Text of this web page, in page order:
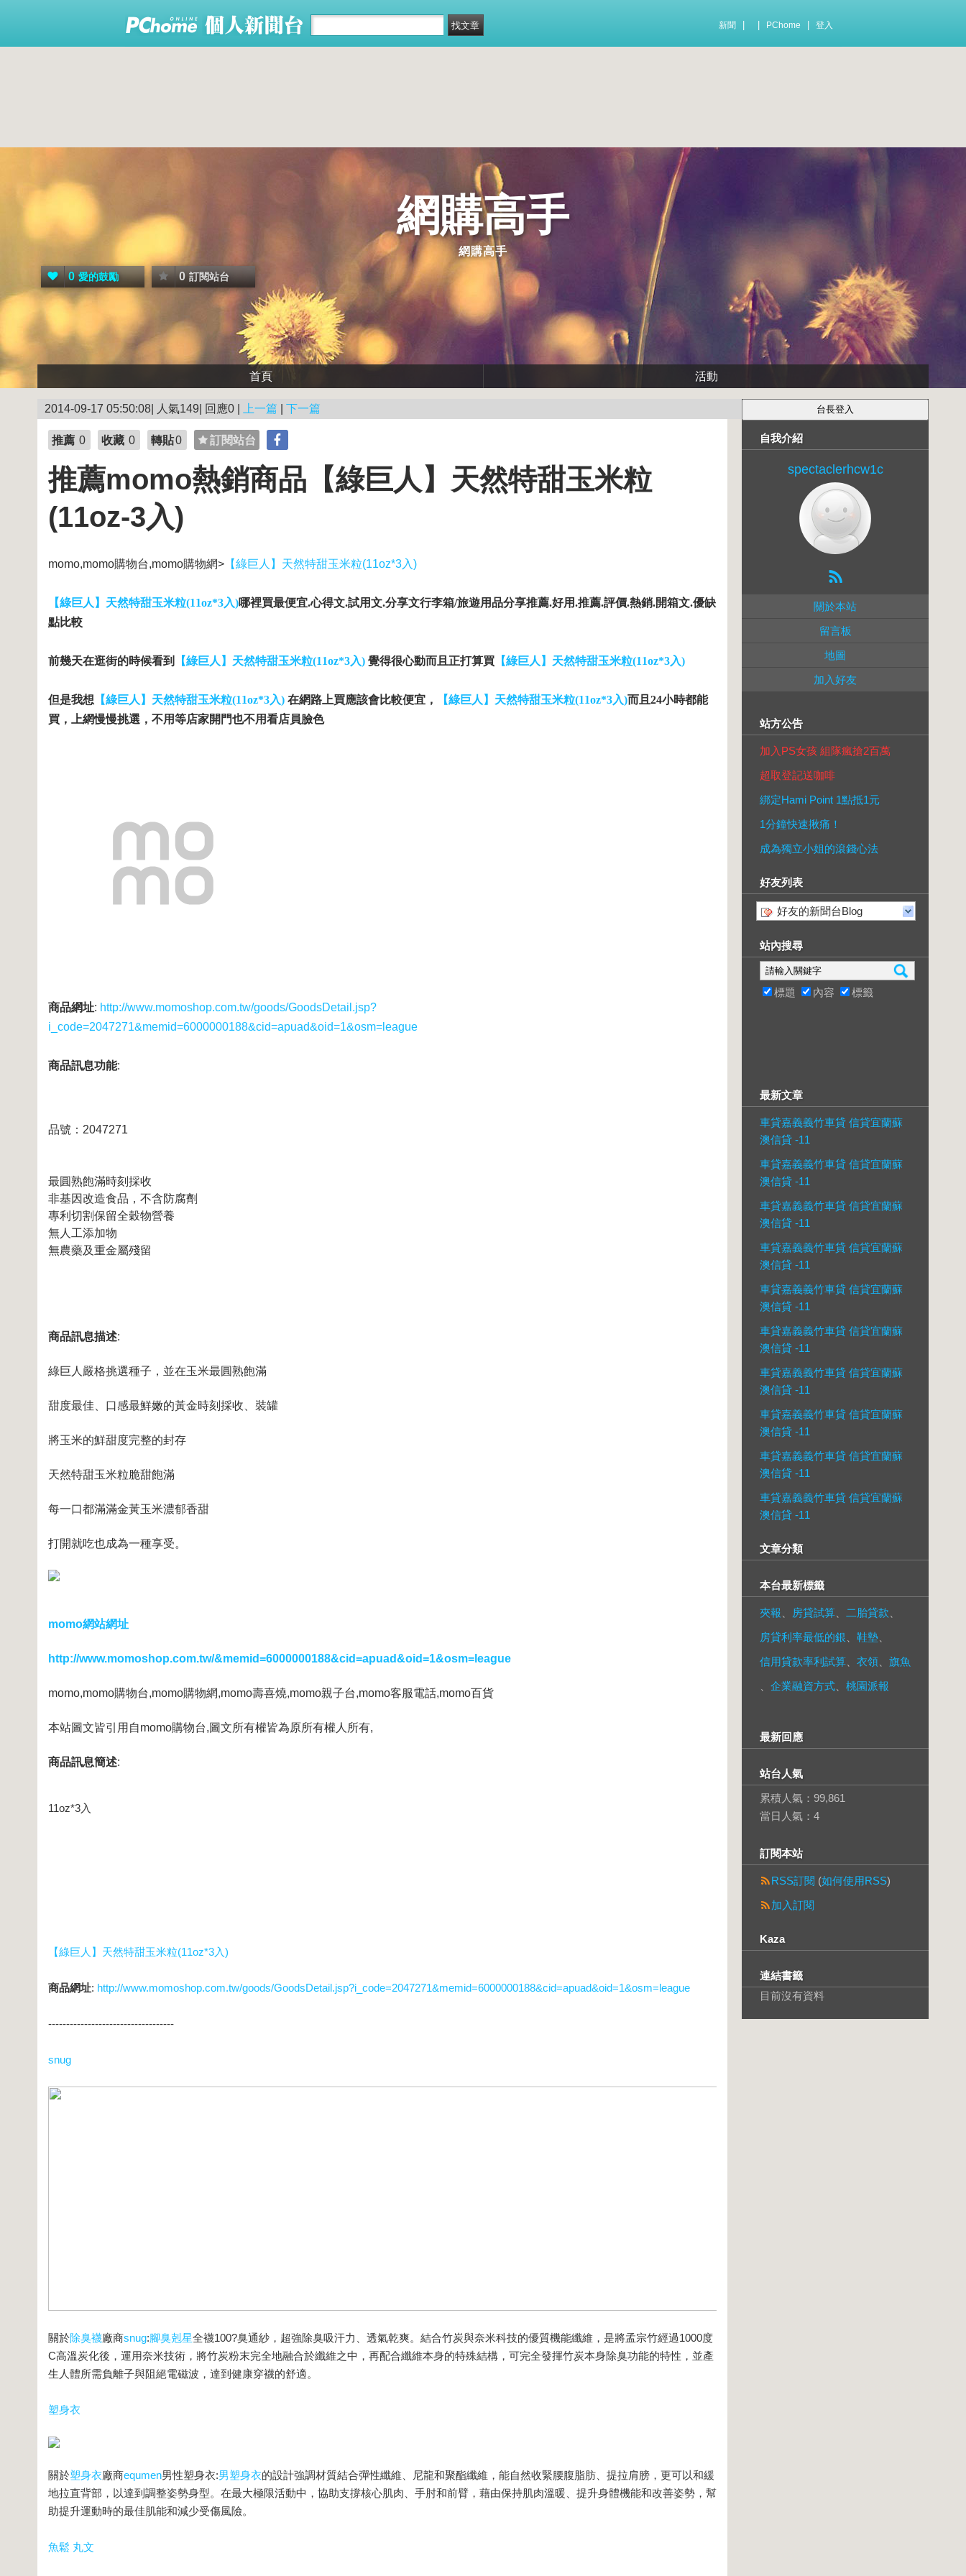
新聞 PChome 登入
網購高手
網購高手
0 愛的鼓勵 0 訂閱站台
首頁 活動
2014-09-17 05:50:08| 人氣149| 回應0 | 上一篇 下一篇
推薦 0 收藏 0 轉貼0 訂閱站台
推薦momo熱銷商品【綠巨人】天然特甜玉米粒
(11oz-3入)
momo,momo購物台,momo購物網> 【綠巨人】天然特甜玉米粒(11oz*3入)
【綠巨人】天然特甜玉米粒(11oz*3入)哪裡買最便宜.心得文.試用文.分享文行李箱/旅遊用品分享推薦.好用.推薦.評價.熱銷.開箱文.優缺
點比較
前幾天在逛街的時候看到 【綠巨人】天然特甜玉米粒(11oz*3入) 覺得很心動而且正打算買 【綠巨人】天然特甜玉米粒(11oz*3入)
但是我想 【綠巨人】天然特甜玉米粒(11oz*3入) 在網路上買應該會比較便宜， 【綠巨人】天然特甜玉米粒(11oz*3入)而且24小時都能
買，上網慢慢挑選，不用等店家開門也不用看店員臉色
商品網址: http://www.momoshop.com.tw/goods/GoodsDetail.jsp?
i_code=2047271&memid=6000000188&cid=apuad&oid=1&osm=league
商品訊息功能:
品號：2047271
最圓熟飽滿時刻採收
非基因改造食品，不含防腐劑
專利切割保留全穀物營養
無人工添加物
無農藥及重金屬殘留
商品訊息描述:
綠巨人嚴格挑選種子，並在玉米最圓熟飽滿
甜度最佳、口感最鮮嫩的黃金時刻採收、裝罐
將玉米的鮮甜度完整的封存
天然特甜玉米粒脆甜飽滿
每一口都滿滿金黃玉米濃郁香甜
打開就吃也成為一種享受。
momo網站網址
http://www.momoshop.com.tw/&memid=6000000188&cid=apuad&oid=1&osm=league
momo,momo購物台,momo購物網,momo壽喜燒,momo親子台,momo客服電話,momo百貨
本站圖文皆引用自momo購物台,圖文所有權皆為原所有權人所有,
商品訊息簡述:
11oz*3入
【綠巨人】天然特甜玉米粒(11oz*3入)
商品網址: http://www.momoshop.com.tw/goods/GoodsDetail.jsp?i_code=2047271&memid=6000000188&cid=apuad&oid=1&osm=league
-----------------------------------
snug
關於除臭襪廠商snug:腳臭剋星全襪100?臭通紗，超強除臭吸汗力、透氣乾爽。結合竹炭與奈米科技的優質機能纖維，是將孟宗竹經過1000度
C高溫炭化後，運用奈米技術，將竹炭粉末完全地融合於纖維之中，再配合纖維本身的特殊結構，可完全發揮竹炭本身除臭功能的特性，並產
生人體所需負離子與阻絕電磁波，達到健康穿襪的舒適。
塑身衣
關於塑身衣廠商equmen男性塑身衣:男塑身衣的設計強調材質結合彈性纖維、尼龍和聚酯纖維，能自然收緊腰腹脂肪、提拉肩膀，更可以和緩
地拉直背部，以達到調整姿勢身型。在最大極限活動中，協助支撐核心肌肉、手肘和前臂，藉由保持肌肉溫暖、提升身體機能和改善姿勢，幫
助提升運動時的最佳肌能和減少受傷風險。
魚鬆 丸文
自我介紹
spectaclerhcw1c
關於本站
留言板
地圖
加入好友
站方公告
加入PS女孩 組隊瘋搶2百萬
超取登記送咖啡
綁定Hami Point 1點抵1元
1分鐘快速揪痛！
成為獨立小姐的滾錢心法
好友列表
好友的新聞台Blog
站內搜尋
標題 內容 標籤
最新文章
車貸嘉義義竹車貸 信貸宜蘭蘇
澳信貸 -11
車貸嘉義義竹車貸 信貸宜蘭蘇
澳信貸 -11
車貸嘉義義竹車貸 信貸宜蘭蘇
澳信貸 -11
車貸嘉義義竹車貸 信貸宜蘭蘇
澳信貸 -11
車貸嘉義義竹車貸 信貸宜蘭蘇
澳信貸 -11
車貸嘉義義竹車貸 信貸宜蘭蘇
澳信貸 -11
車貸嘉義義竹車貸 信貸宜蘭蘇
澳信貸 -11
車貸嘉義義竹車貸 信貸宜蘭蘇
澳信貸 -11
車貸嘉義義竹車貸 信貸宜蘭蘇
澳信貸 -11
車貸嘉義義竹車貸 信貸宜蘭蘇
澳信貸 -11
文章分類
本台最新標籤
夾報 房貸試算 二胎貸款
房貸利率最低的銀
鞋墊
信用貸款率利試算
衣領
旗魚
企業融資方式 桃園派報
最新回應
站台人氣
累積人氣： 99,861
當日人氣： 4
訂閱本站
RSS訂閱 (如何使用RSS)
加入訂閱
Kaza
連結書籤
目前沒有資料